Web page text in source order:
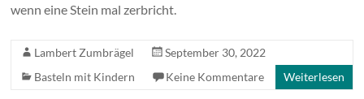
wenn eine Stein mal zerbricht.
Lambert Zumbrägel
September 30, 2022
Basteln mit Kindern
Keine Kommentare Weiterlesen